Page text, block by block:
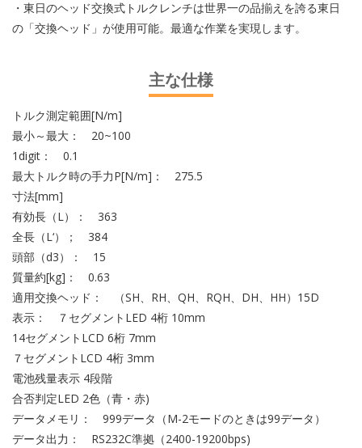
・東日のヘッド交換式トルクレンチは世界一の品揃えを誇る東日
の「交換ヘッド」が使用可能。最適な作業を実現します。
主な仕様
トルク測定範囲[N/m]
最小～最大： 20~100
1digit： 0.1
最大トルク時の手力P[N/m]： 275.5
寸法[mm]
有効長（L）： 363
全長（L‘）； 384
頭部（d3）： 15
質量約[kg]： 0.63
適用交換ヘッド： （SH、RH、QH、RQH、DH、HH）15D
表示： ７セグメントLED 4桁 10mm
14セグメントLCD 6桁 7mm
７セグメントLCD 4桁 3mm
電池残量表示 4段階
合否判定LED 2色（青・赤)
データメモリ： 999データ（M-2モードのときは99データ）
データ出力： RS232C準拠（2400-19200bps)